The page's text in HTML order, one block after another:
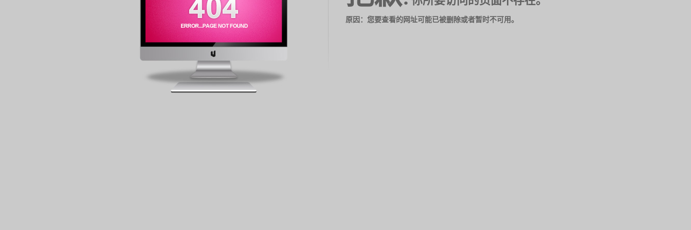
原因：您要查看的网址可能已被删除或者暂时不可用。